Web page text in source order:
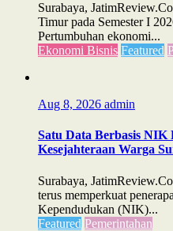
Surabaya,
Timur pada Semester I
Pertumbuhan ekonomi...
Ekonomi Bisnis Featured
Aug 8, 2026 admin
Satu Data Berbasis
Kesejahteraan Warga
Surabaya,
terus memperkuat
Kependudukan (NIK)...
Featured Pemerintahan